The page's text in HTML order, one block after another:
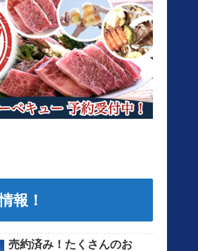
報！
売約済み！たくさんのお